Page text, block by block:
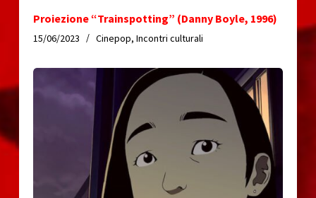
Proiezione “Trainspotting” (Danny Boyle, 1996)
15/06/2023 Cinepop, Incontri culturali